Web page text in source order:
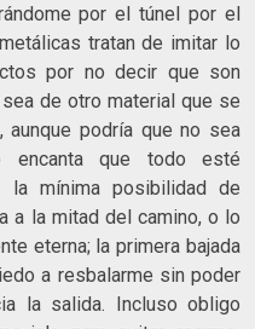
por el túnel por el
tratan de imitar lo
por no decir que son
de otro material que se
aunque podría que no sea
que todo esté
la mínima posibilidad de
a la mitad del camino, o lo
eterna; la primera bajada
a resbalarme sin poder
la salida. Incluso obligo